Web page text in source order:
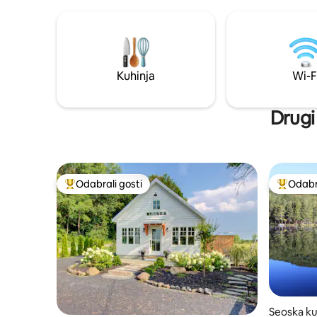
Savršeno za parove / one koji putuju sami
/ sve one koji traže privatno utočište u
ponijeti
PRIKLJUČKA! * Potvrda
Kuhinja Wi-
Među najviše rangiranima s oznakom „Odabrali gosti”
Odabrali gosti Među
Seoska